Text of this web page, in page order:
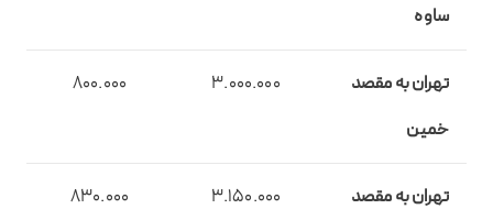
ساوه
تهران به مقصد
خمین
3.000.000
800.000
تهران به مقصد
3.150.000
830.000